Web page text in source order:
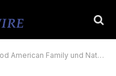
und Natalia Grace Barnett erklärt